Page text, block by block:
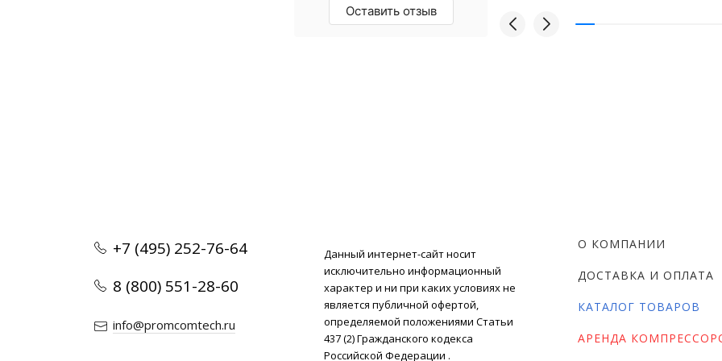
Оставить отзыв
+7 (495) 252-76-64
8 (800) 551-28-60
info@promcomtech.ru
Данный интернет-сайт носит
исключительно информационный
характер и ни при каких условиях не
является публичной офертой,
определяемой положениями Статьи
437 (2) Гражданского кодекса
Российской Федерации .
О КОМПАНИИ
ДОСТАВКА И ОПЛАТА
КАТАЛОГ ТОВАРОВ
АРЕНДА